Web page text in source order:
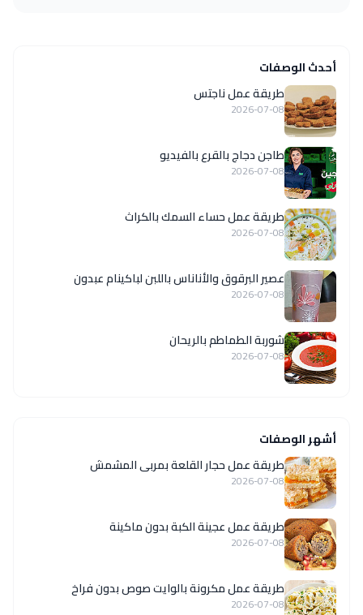
أحدث الوصفات
طريقة عمل ناجتس
2026-07-08
طاجن دجاج بالقرع بالفيديو
2026-07-08
طريقة عمل حساء السمك بالكراث
2026-07-08
عصير البرقوق والأناناس باللبن لباكينام عبدون
2026-07-08
شوربة الطماطم بالريحان
2026-07-08
أشهر الوصفات
طريقة عمل حجار القلعة بمربى المشمش
2026-07-08
طريقة عمل عجينة الكبة بدون ماكينة
2026-07-08
طريقة عمل مكرونة بالوايت صوص بدون فراخ
2026-07-08